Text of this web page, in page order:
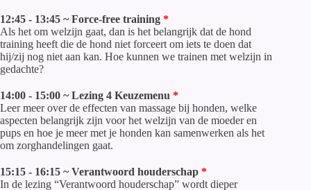
12:45 - 13:45 ~ Force-free training
Als het om welzijn gaat, dan is het belangrijk dat de hond
training heeft die de hond niet forceert om iets te doen dat
hij/zij nog niet aan kan. Hoe kunnen we trainen met welzijn in
gedachte?
14:00 - 15:00 ~ Lezing 4 Keuzemenu
Leer meer over de effecten van massage bij honden, welke
aspecten belangrijk zijn voor het welzijn van de moeder en
pups en hoe je meer met je honden kan samenwerken als het
om zorghandelingen gaat.
15:15 - 16:15 ~ Verantwoord houderschap
In de lezing “Verantwoord houderschap” wordt dieper